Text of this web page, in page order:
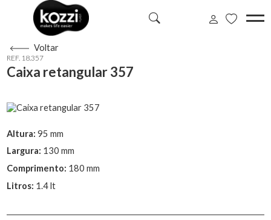
Voltar
REF. 18.357
Caixa retangular 357
Altura: 95 mm
Largura: 130 mm
Comprimento: 180 mm
Litros: 1.4 lt